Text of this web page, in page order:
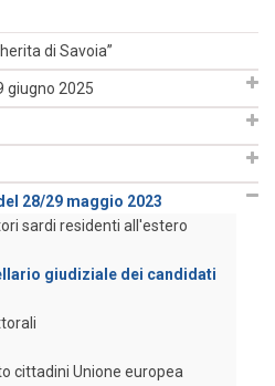
di Savoia”
giugno 2025
28/29 maggio 2023
sardi residenti all'estero
giudiziale dei candidati
cittadini Unione europea